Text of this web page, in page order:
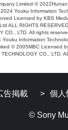
Limited ©
Youku Information
Licensed by KBS
ALL RIGHTS
CO., LTD. All rights
Information
© 2005MBC Licensed
CO., LTD.
告掲載 個人
© Sony